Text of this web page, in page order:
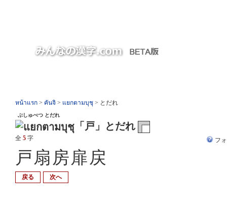
หน้าแรก > คันจิ > แยกตามบุชุ > とだれ
ぶしゅべつ とだれ
「戸」とだれ
全 5 字 フ
戸扇房扉戻
戻る 次へ